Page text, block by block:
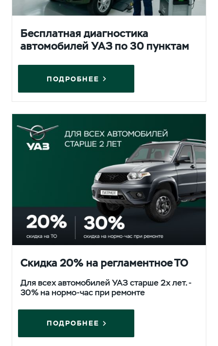
Бесплатная диагностика
автомобилей УАЗ по 30 пунктам
ПОДРОБНЕЕ
Скидка 20% на регламентное ТО
Для всех автомобилей УАЗ старше 2х лет. -
30% на нормо-час при ремонте
ПОДРОБНЕЕ